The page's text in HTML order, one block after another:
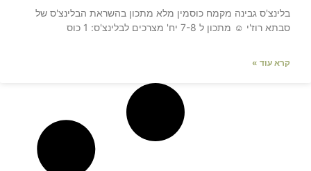
בלינצ'ס גבינה מקמח כוסמין מלא מתכון בהשראת הבלינצ'ס של
סבתא רוז'י ☺ מתכון ל 7-8 יח' מצרכים לבלינצ'ס: 1 כוס
קרא עוד »